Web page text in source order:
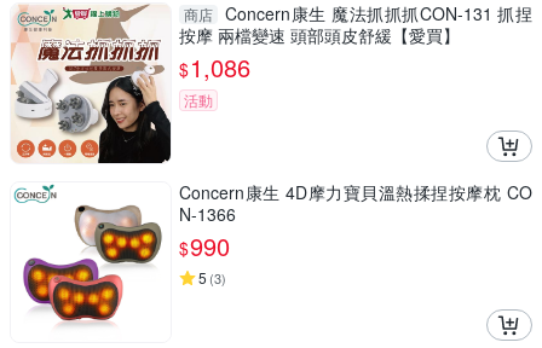
商店 Concern康生 魔法抓抓抓CON-131 抓捏
按摩 兩檔變速 頭部頭皮舒緩【愛買】
$1,086
活動
Concern康生 4D摩力寶貝溫熱揉捏按摩枕 CO
N-1366
$990
5 (3)